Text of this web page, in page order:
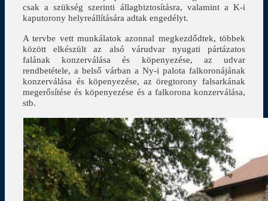
csak a szükség szerinti állagbiztosításra, valamint a K-i
kaputorony helyreállítására adtak engedélyt.
A tervbe vett munkálatok azonnal megkezdődtek, többek
között elkészült az alsó várudvar nyugati pártázatos
falának konzerválása és köpenyezése, az udvar
rendbetétele, a belső várban a Ny-i palota falkoronájának
konzerválása és köpenyezése, az öregtorony falsarkának
megerősítése és köpenyezése és a falkorona konzerválása,
stb.